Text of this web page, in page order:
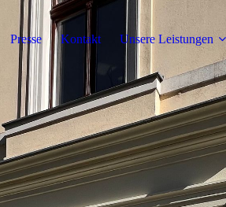
Presse Kontakt Unsere Leistungen